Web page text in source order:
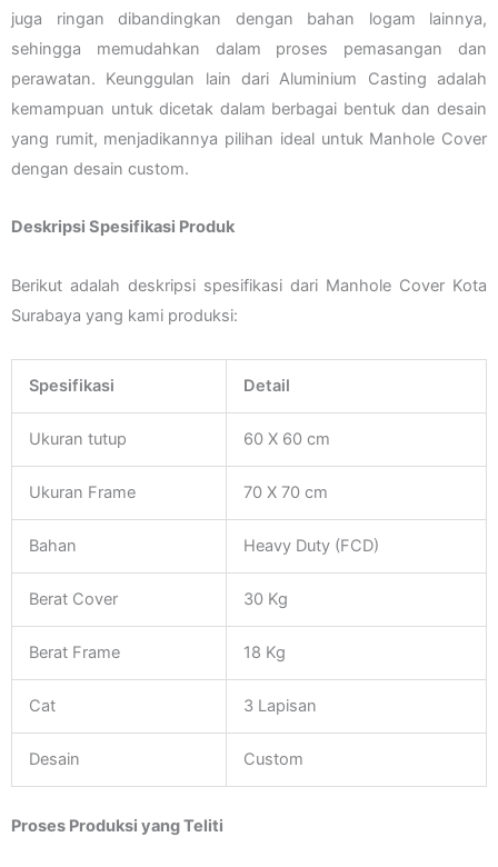
juga ringan dibandingkan dengan bahan logam lainnya,
sehingga memudahkan dalam proses pemasangan dan
perawatan. Keunggulan lain dari Aluminium Casting adalah
kemampuan untuk dicetak dalam berbagai bentuk dan desain
yang rumit, menjadikannya pilihan ideal untuk Manhole Cover
dengan desain custom.
Deskripsi Spesifikasi Produk
Berikut adalah deskripsi spesifikasi dari Manhole Cover Kota
Surabaya yang kami produksi:
Spesifikasi Detail
Ukuran tutup 60 X 60 cm
Ukuran Frame 70 X 70 cm
Bahan Heavy Duty (FCD)
Berat Cover 30 Kg
Berat Frame 18 Kg
Cat 3 Lapisan
Desain Custom
Proses Produksi yang Teliti